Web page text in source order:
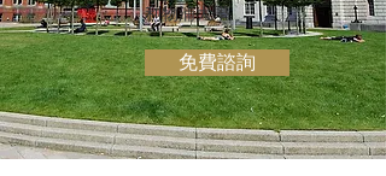
利物浦大學
免費諮詢